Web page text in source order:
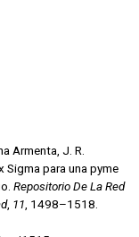
Armenta, J. R.
para una pyme
Repositorio De La Red
, 11, 1498–1518.